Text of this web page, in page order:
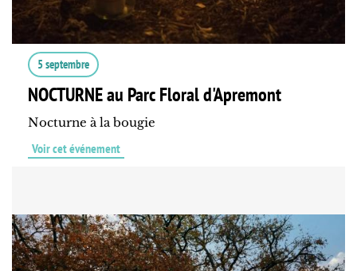
5 septembre
NOCTURNE au Parc Floral d'Apremont
Nocturne à la bougie
Voir cet événement